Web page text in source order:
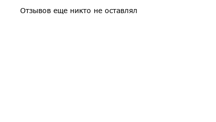
Отзывов еще никто не оставлял